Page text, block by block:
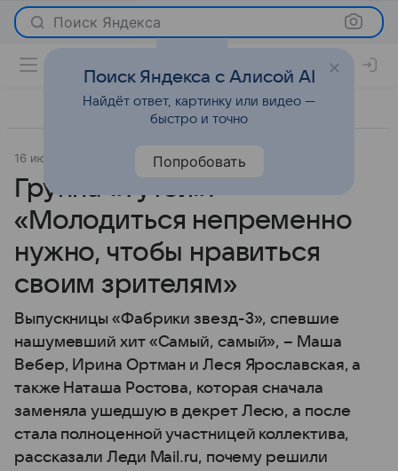
Поиск Яндекса
16 июня 2023 Интервью
Группа «Тутси»:
«Молодиться непременно
нужно, чтобы нравиться
своим зрителям»
Выпускницы «Фабрики звезд-3», спевшие
нашумевший хит «Самый, самый», – Маша
Вебер, Ирина Ортман и Леся Ярославская, а
также Наташа Ростова, которая сначала
заменяла ушедшую в декрет Лесю, а после
стала полноценной участницей коллектива,
рассказали Леди Mail.ru, почему решили
Поиск Яндекса с Алисой AI
Найдёт ответ, картинку или видео —
быстро и точно
Попробовать